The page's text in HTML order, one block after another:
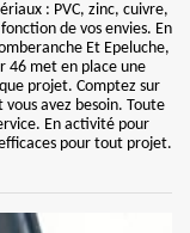
: PVC, zinc, cuivre,
de vos envies. En
Et Epeluche,
46 met en place une
projet. Comptez sur
avez besoin. Toute
En activité pour
pour tout projet.